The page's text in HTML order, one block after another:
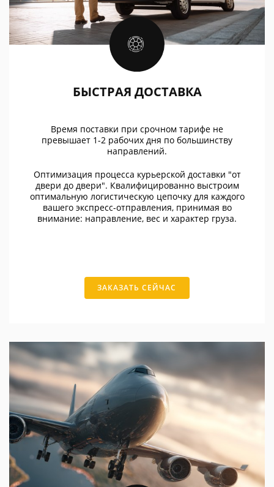
БЫСТРАЯ ДОСТАВКА
Время поставки при срочном тарифе не
превышает 1-2 рабочих дня по большинству
направлений.
Оптимизация процесса курьерской доставки "от
двери до двери". Квалифицированно выстроим
оптимальную логистическую цепочку для каждого
вашего экспресс-отправления, принимая во
внимание: направление, вес и характер груза.
ЗАКАЗАТЬ СЕЙЧАС